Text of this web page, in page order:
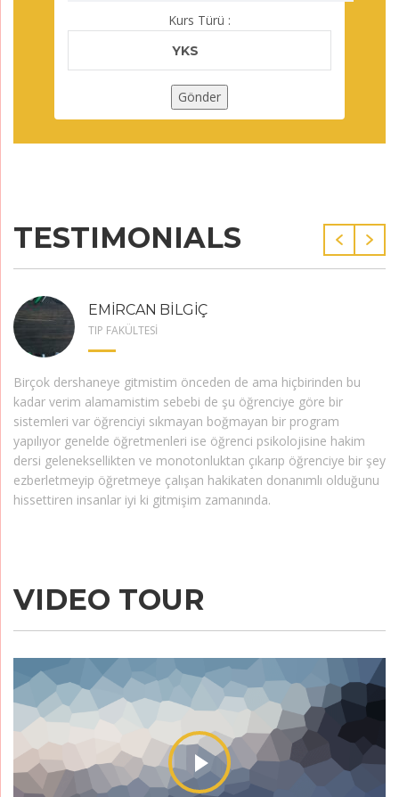
Kurs Türü :
YKS
TESTIMONIALS
EMİRCAN BİLGİÇ
TIP FAKÜLTESİ
Birçok dershaneye gitmistim önceden de ama hiçbirinden bu
kadar verim alamamistim sebebi de şu öğrenciye göre bir
sistemleri var öğrenciyi sıkmayan boğmayan bir program
yapılıyor genelde öğretmenleri ise öğrenci psikolojisine hakim
dersi geleneksellikten ve monotonluktan çıkarıp öğrenciye bir şey
ezberletmeyip öğretmeye çalışan hakikaten donanımlı olduğunu
hissettiren insanlar iyi ki gitmişim zamanında.
VIDEO TOUR